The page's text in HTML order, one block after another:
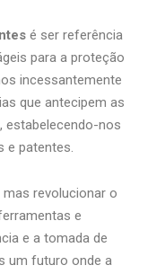
é ser referência
para a proteção
incessantemente
que antecipem as
estabelecendo-nos
e patentes.
revolucionar o
e
e a tomada de
um futuro onde a